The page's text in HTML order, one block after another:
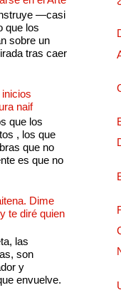
—casi
que los
sobre un
tras caer
naif
que los
, los que
que no
es que no
Dime
te diré quien
las
son
y
envuelve.